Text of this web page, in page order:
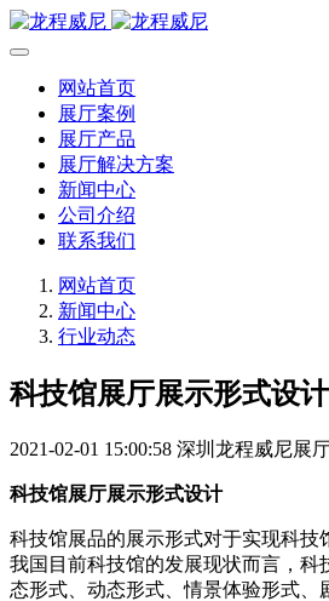
网站首页
展厅案例
展厅产品
展厅解决方案
新闻中心
公司介绍
联系我们
网站首页
新闻中心
行业动态
科技馆展厅展示形式设计
2021-02-01 15:00:58 深圳龙程威尼展
科技馆展厅展示形式设计
科技馆展品的展示形式对于实现科技
我国目前科技馆的发展现状而言，科
态形式、动态形式、情景体验形式、